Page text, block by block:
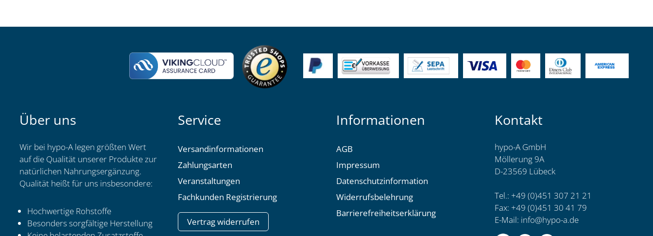
Über uns
Wir bei hypo-A legen größten Wert
auf die Qualität unserer Produkte zur
natürlichen Nahrungsergänzung.
Qualität heißt für uns insbesondere:
Hochwertige Rohstoffe
Besonders sorgfältige Herstellung
Service
Versandinformationen
Zahlungsarten
Veranstaltungen
Fachkunden Registrierung
Vertrag widerrufen
Informationen
AGB
Impressum
Datenschutzinformation
Widerrufsbelehrung
Barrierefreiheitserklärung
Kontakt
hypo-A GmbH
Möllerung 9A
D-23569 Lübeck
Tel.: +49 (0)451 307 21 21
Fax: +49 (0)451 30 41 79
E-Mail: info@hypo-a.de